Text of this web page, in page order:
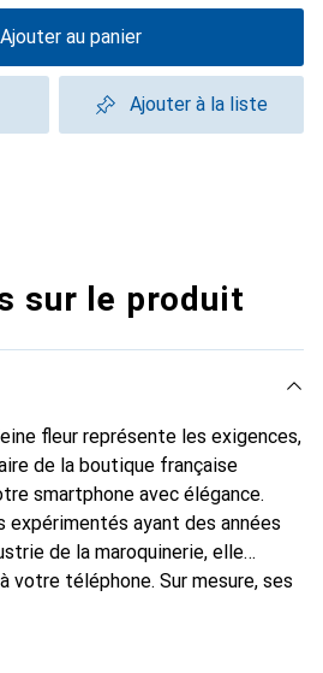
Ajouter au panier
Ajouter à la liste
sur le produit
fleur représente les exigences,
de la boutique française
smartphone avec élégance.
expérimentés ayant des années
de la maroquinerie, elle
votre téléphone. Sur mesure, ses
chic et indispensable pour